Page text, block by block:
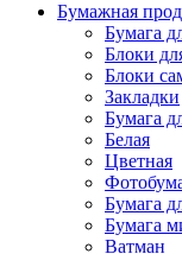
Бумажная
Бумага
Блоки
Блоки
Закладки
Бумага
Белая
Цветная
Бумага
Бумага
Ватман